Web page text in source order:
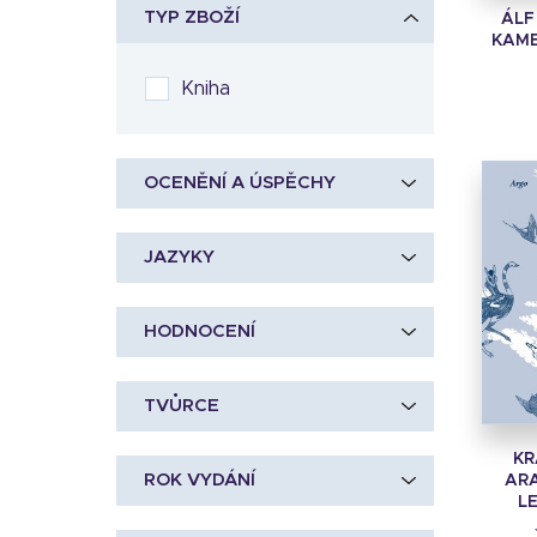
TYP ZBOŽÍ
Kniha
OCENĚNÍ A ÚSPĚCHY
JAZYKY
HODNOCENÍ
TVŮRCE
ROK VYDÁNÍ
ÁLF